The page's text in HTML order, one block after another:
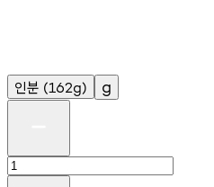
인분 (162g) g